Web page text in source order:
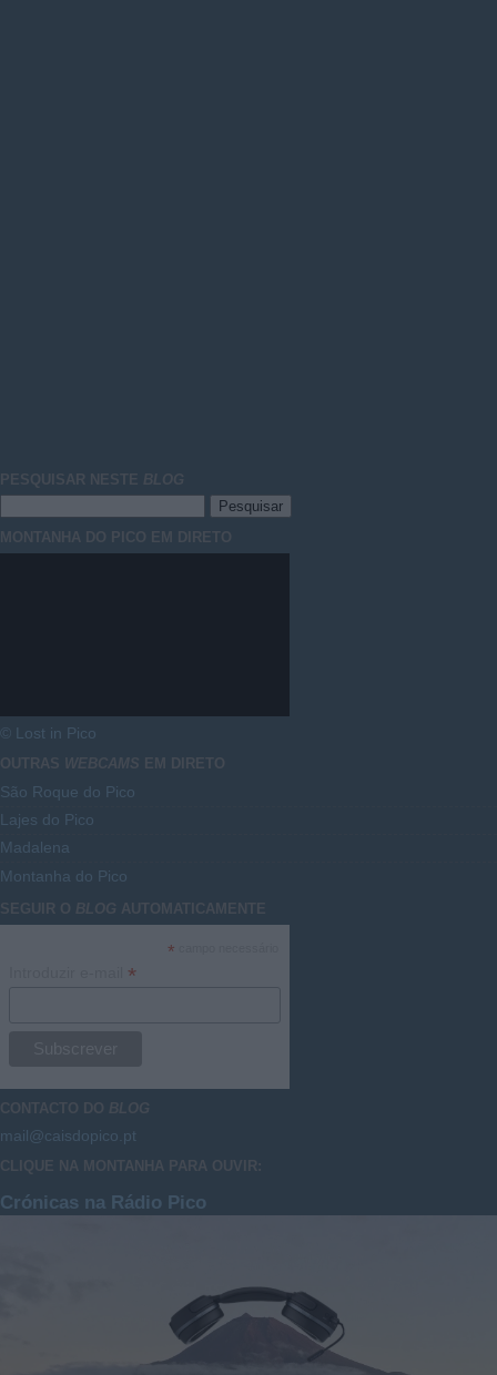
PESQUISAR NESTE BLOG
MONTANHA DO PICO EM DIRETO
© Lost in Pico
OUTRAS WEBCAMS EM DIRETO
São Roque do Pico
Lajes do Pico
Madalena
Montanha do Pico
SEGUIR O BLOG AUTOMATICAMENTE
*
*
CONTACTO DO BLOG
mail@caisdopico.pt
CLIQUE NA MONTANHA PARA OUVIR:
Crónicas na Rádio Pico